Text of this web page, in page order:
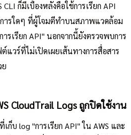
ก็มีเบื้องหลังคือใช้การเรียก API
ารใดๆ ที่ผู้โจมตีทำบนสภาพแวดล้อม
รเรียก API" นอกจากนี้ยังตรวจพบการ
แวร์ที่ไม่เปิดเผยเส้นทางการสื่อสาร
CloudTrail Logs ถูกปิดใช้งาน
ก็บ log "การเรียก API" ใน AWS และ